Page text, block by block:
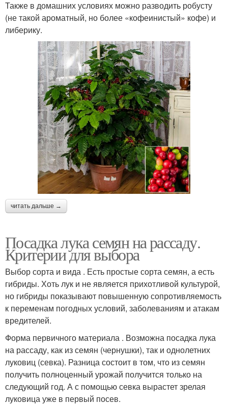
Также в домашних условиях можно разводить робусту
(не такой ароматный, но более «кофеинистый» кофе) и
либерику.
читать дальше →
Посадка лука семян на рассаду.
Критерии для выбора
Выбор сорта и вида . Есть простые сорта семян, а есть
гибриды. Хоть лук и не является прихотливой культурой,
но гибриды показывают повышенную сопротивляемость
к переменам погодных условий, заболеваниям и атакам
вредителей.
Форма первичного материала . Возможна посадка лука
на рассаду, как из семян (чернушки), так и однолетних
луковиц (севка). Разница состоит в том, что из семян
получить полноценный урожай получится только на
следующий год. А с помощью севка вырастет зрелая
луковица уже в первый посев.